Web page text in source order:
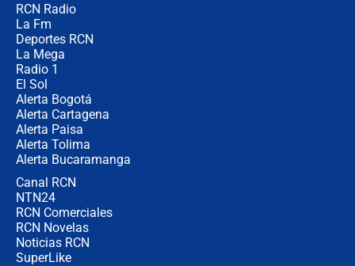
RCN Radio
La Fm
Deportes RCN
La Mega
Radio 1
El Sol
Alerta Bogotá
Alerta Cartagena
Alerta Paisa
Alerta Tolima
Alerta Bucaramanga
Canal RCN
NTN24
RCN Comerciales
RCN Novelas
Noticias RCN
SuperLike